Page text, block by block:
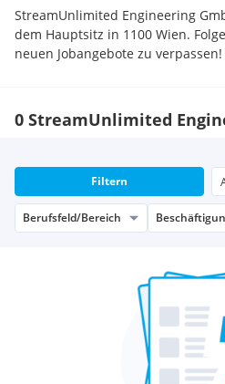
StreamUnlimited Engineering
dem Hauptsitz in 1100 Wien.
neuen Jobangebote zu verpassen!
0 StreamUnlimited
Filtern
Berufsfeld/Bereich